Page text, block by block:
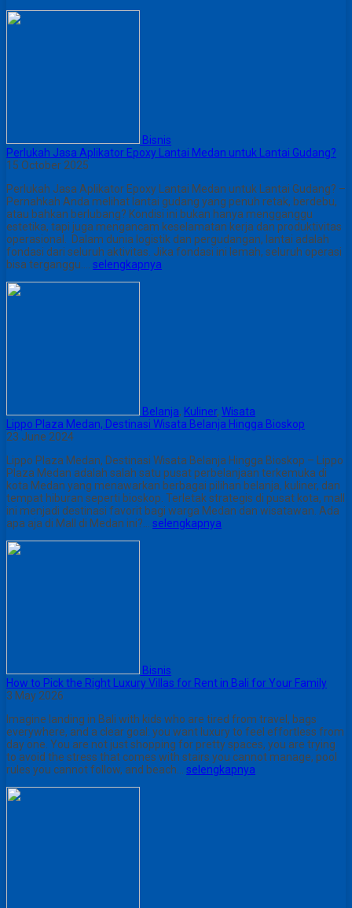
Bisnis
Perlukah Jasa Aplikator Epoxy Lantai Medan untuk Lantai Gudang?
15 October 2025
Perlukah Jasa Aplikator Epoxy Lantai Medan untuk Lantai Gudang? –
Pernahkah Anda melihat lantai gudang yang penuh retak, berdebu,
atau bahkan berlubang? Kondisi ini bukan hanya mengganggu
estetika, tapi juga mengancam keselamatan kerja dan produktivitas
operasional. Dalam dunia logistik dan pergudangan, lantai adalah
fondasi dari seluruh aktivitas. Jika fondasi ini lemah, seluruh operasi
bisa terganggu…. selengkapnya
Belanja, Kuliner, Wisata
Lippo Plaza Medan, Destinasi Wisata Belanja Hingga Bioskop
23 June 2024
Lippo Plaza Medan, Destinasi Wisata Belanja Hingga Bioskop – Lippo
Plaza Medan adalah salah satu pusat perbelanjaan terkemuka di
kota Medan yang menawarkan berbagai pilihan belanja, kuliner, dan
tempat hiburan seperti bioskop. Terletak strategis di pusat kota, mall
ini menjadi destinasi favorit bagi warga Medan dan wisatawan. Ada
apa aja di Mall di Medan ini?… selengkapnya
Bisnis
How to Pick the Right Luxury Villas for Rent in Bali for Your Family
3 May 2026
Imagine landing in Bali with kids who are tired from travel, bags
everywhere, and a clear goal: you want luxury to feel effortless from
day one. You are not just shopping for pretty spaces, you are trying
to avoid the stress that comes with stairs you cannot manage, pool
rules you cannot follow, and beach… selengkapnya